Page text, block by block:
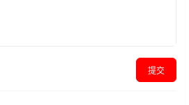
提交